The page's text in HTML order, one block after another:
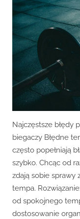
Najczęstsze błędy
biegaczy Błędne
często popełniają
szybko. Chcąc od
zdają sobie
tempa.
od spokojnego
dostosowanie